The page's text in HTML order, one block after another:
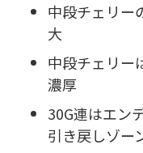
中段チェリー
大
中段チェリー
濃厚
30G連はエン
引き戻しゾー